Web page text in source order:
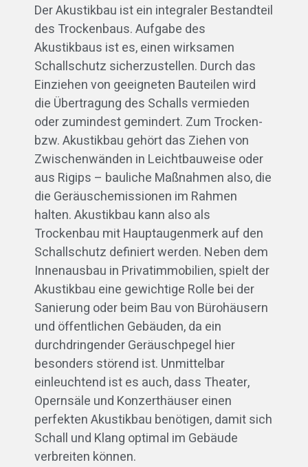
Der Akustikbau ist ein integraler Bestandteil
des Trockenbaus. Aufgabe des
Akustikbaus ist es, einen wirksamen
Schallschutz sicherzustellen. Durch das
Einziehen von geeigneten Bauteilen wird
die Übertragung des Schalls vermieden
oder zumindest gemindert. Zum Trocken-
bzw. Akustikbau gehört das Ziehen von
Zwischenwänden in Leichtbauweise oder
aus Rigips – bauliche Maßnahmen also, die
die Geräuschemissionen im Rahmen
halten. Akustikbau kann also als
Trockenbau mit Hauptaugenmerk auf den
Schallschutz definiert werden. Neben dem
Innenausbau in Privatimmobilien, spielt der
Akustikbau eine gewichtige Rolle bei der
Sanierung oder beim Bau von Bürohäusern
und öffentlichen Gebäuden, da ein
durchdringender Geräuschpegel hier
besonders störend ist. Unmittelbar
einleuchtend ist es auch, dass Theater,
Opernsäle und Konzerthäuser einen
perfekten Akustikbau benötigen, damit sich
Schall und Klang optimal im Gebäude
verbreiten können.